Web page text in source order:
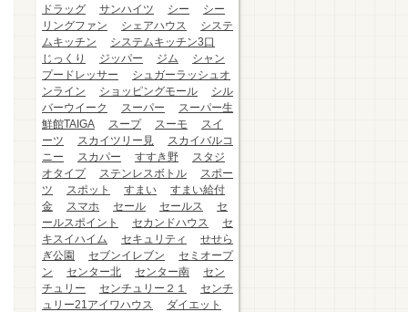
ドラッグ
サンハイツ シー
シー
リングファン
シェアハウス
システ
ムキッチン
システムキッチン3口
じっくり
ジッパー ジム
シャン
プードレッサー
シュガーラッシュオ
ンライン
ショッピングモール
シル
バーウイーク
スーパー
スーパー生
鮮館TAIGA
スープ スーモ
スイ
ーツ
スカイツリー見
スカイバルコ
ニー
スカパー すすき野
スタジ
オタイプ
ステンレスボトル
スポー
ツ
スポット すまい
すまい給付
金
スマホ セール セールス
セ
ールスポイント
セカンドハウス
セ
キスイハイム
セキュリティ
せせら
ぎ公園
セブンイレブン
セミオープ
ン
センター北 センター南
セン
チュリー
センチュリー２１
センチ
ュリー21アイワハウス
ダイエット